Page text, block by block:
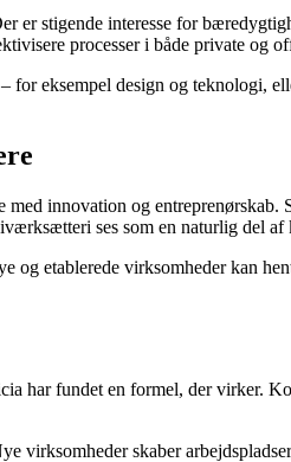
er stigende interesse for
processer i både private og
for eksempel design og
innovation og
ses som en naturlig del af
og etablerede virksomheder kan
har fundet en formel, der virker.
virksomheder skaber